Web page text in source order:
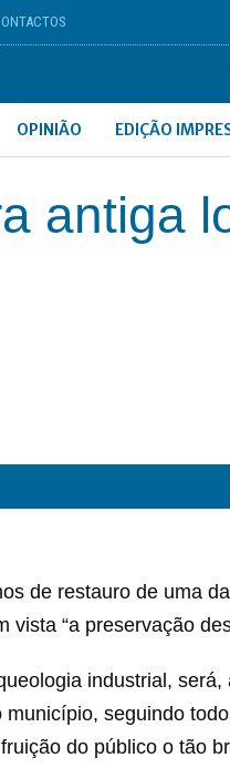
OPINIÃO EDIÇÃO
antiga
de restauro de uma
vista “a preservação
industrial,
seguindo
do público o tão